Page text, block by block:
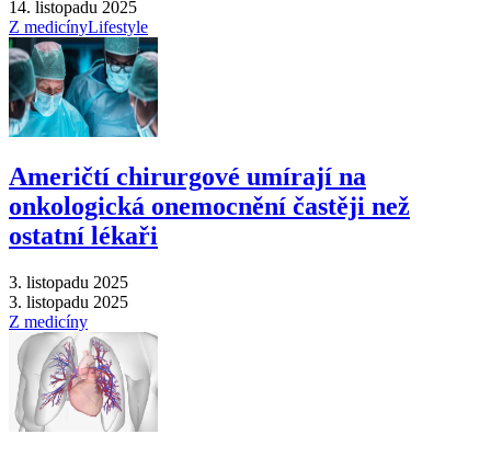
14. listopadu 2025
Z medicínyLifestyle
Američtí chirurgové umírají na
onkologická onemocnění častěji než
ostatní lékaři
3. listopadu 2025
3. listopadu 2025
Z medicíny